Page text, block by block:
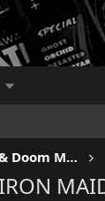
IRON FISTS - Heavy Metal & Doom Metal